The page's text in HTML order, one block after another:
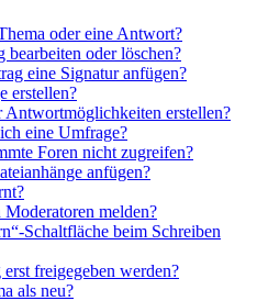
oder eine Antwort?
oder löschen?
eine Signatur anfügen?
erstellen?
Antwortmöglichkeiten erstellen?
eine Umfrage?
Foren nicht zugreifen?
anfügen?
melden?
Schaltfläche beim Schreiben
freigegeben werden?
als neu?